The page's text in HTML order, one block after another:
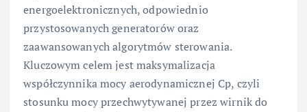
energoelektronicznych, odpowiednio
przystosowanych generatorów oraz
zaawansowanych algorytmów sterowania.
Kluczowym celem jest maksymalizacja
współczynnika mocy aerodynamicznej Cp, czyli
stosunku mocy przechwytywanej przez wirnik do